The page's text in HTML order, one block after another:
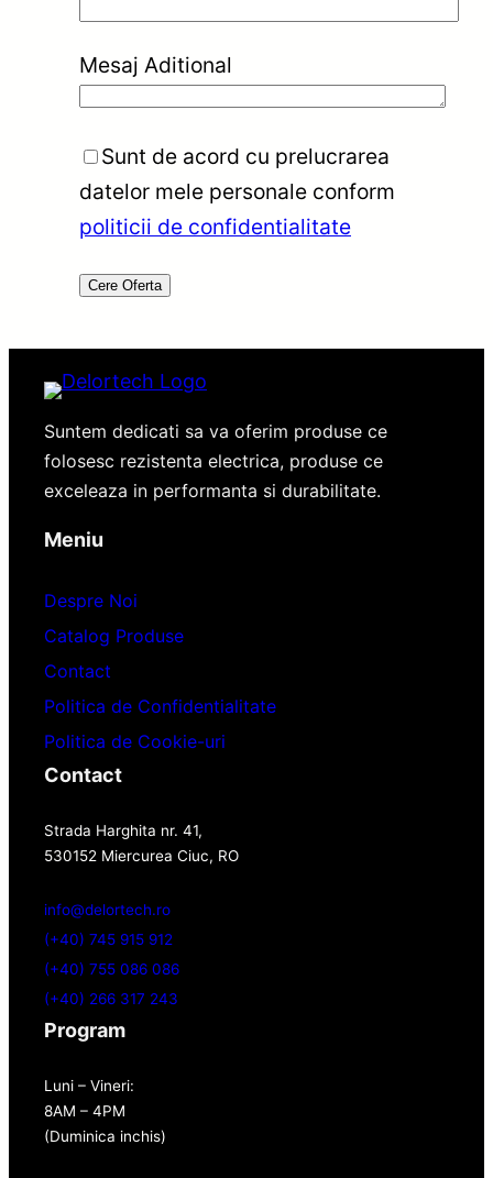
Mesaj Aditional
Sunt de acord cu prelucrarea
datelor mele personale conform
politicii de confidentialitate
Suntem dedicati sa va oferim produse ce
folosesc rezistenta electrica, produse ce
exceleaza in performanta si durabilitate.
Meniu
Despre Noi
Catalog Produse
Contact
Politica de Confidentialitate
Politica de Cookie-uri
Contact
Strada Harghita nr. 41,
530152 Miercurea Ciuc, RO
info@delortech.ro
(+40) 745 915 912
(+40) 755 086 086
(+40) 266 317 243
Program
Luni – Vineri:
8AM – 4PM
(Duminica inchis)